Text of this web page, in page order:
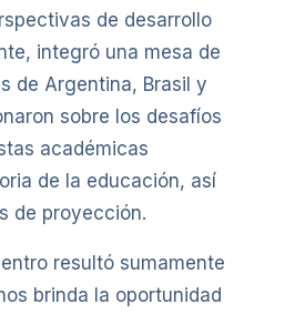
de desarrollo
integró una mesa de
de Argentina, Brasil y
sobre los desafíos
académicas
de la educación, así
de proyección.
resultó sumamente
brinda la oportunidad